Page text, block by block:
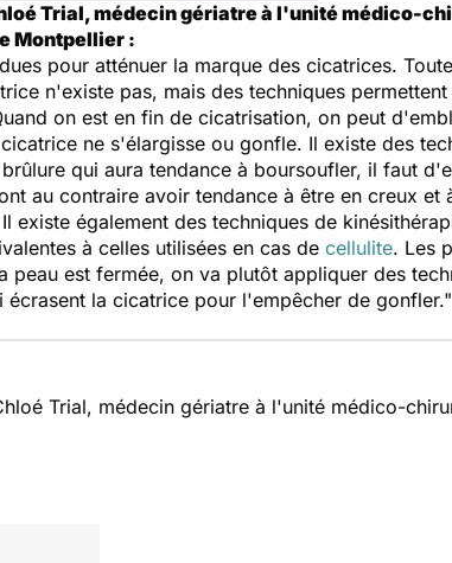
Trial, médecin gériatre à l'unité médico-
Montpellier :
pour atténuer la marque des cicatrices.
n'existe pas, mais des techniques
on est en fin de cicatrisation, on peut
ne s'élargisse ou gonfle. Il existe des
qui aura tendance à boursoufler, il faut
au contraire avoir tendance à être en creux et
existe également des techniques de
à celles utilisées en cas de cellulite. Les
peau est fermée, on va plutôt appliquer des
écrasent la cicatrice pour l'empêcher de gonfler."
Trial, médecin gériatre à l'unité médico-